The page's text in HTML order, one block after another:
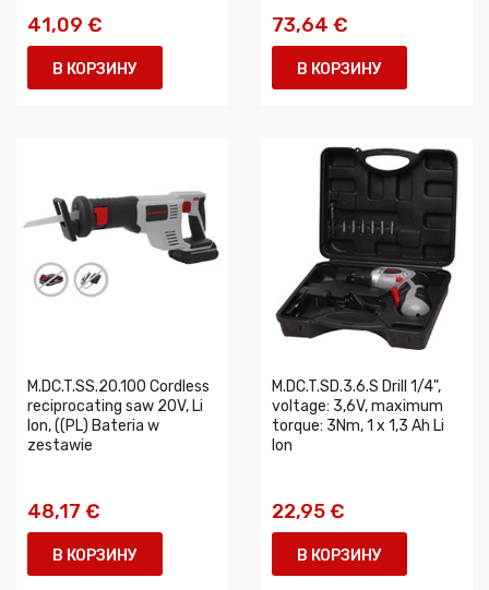
41,09 €
В КОРЗИНУ
73,64 €
В КОРЗИНУ
M.DC.T.SS.20.100 Cordless
reciprocating saw 20V, Li
Ion, ((PL) Bateria w
zestawie
48,17 €
В КОРЗИНУ
M.DC.T.SD.3.6.S Drill 1/4",
voltage: 3,6V, maximum
torque: 3Nm, 1 x 1,3 Ah Li
Ion
22,95 €
В КОРЗИНУ